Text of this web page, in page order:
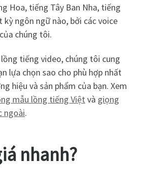
Hoa, tiếng Tây Ban Nha, tiếng
kỳ ngôn ngữ nào, bởi các voice
chúng tôi.
tiếng video, chúng tôi cung
lựa chọn sao cho phù hợp nhất
hiệu và sản phẩm của bạn. Xem
mẫu lồng tiếng Việt và giọng
ngoài.
nhanh?